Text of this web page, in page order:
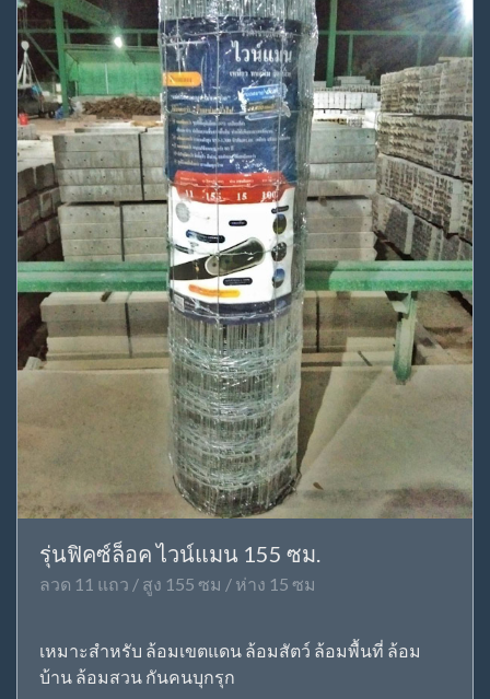
รุ่นฟิคซ์ล็อค ไวน์แมน 155 ซม.
ลวด 11 แถว / สูง 155 ซม / ห่าง 15 ซม
เหมาะสำหรับ ล้อมเขตแดน ล้อมสัตว์ ล้อมพื้นที่ ล้อม
บ้าน ล้อมสวน กันคนบุกรุก